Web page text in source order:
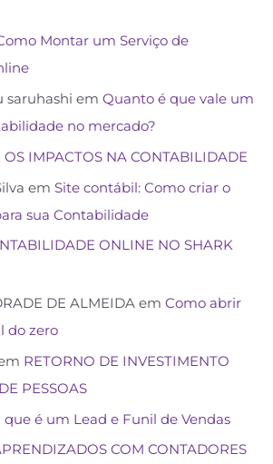
Montar um Serviço de
saruhashi em Quanto é que vale um
no mercado?
OS IMPACTOS NA CONTABILIDADE
em Site contábil: Como criar o
sua Contabilidade
ONLINE NO SHARK
DE ALMEIDA em Como abrir
do zero
RETORNO DE INVESTIMENTO
PESSOAS
que é um Lead e Funil de Vendas
COM CONTADORES